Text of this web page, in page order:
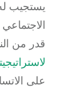
يستجيب له
الاجتماعي
قدر من
على